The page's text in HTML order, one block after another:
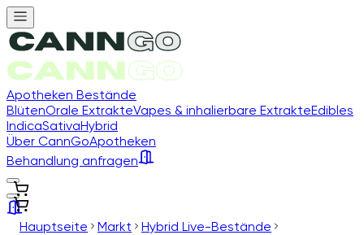
Apotheken Bestände
BlütenOrale ExtrakteVapes & inhalierbare ExtrakteEdibles
IndicaSativaHybrid
Über CannGoApotheken
Behandlung anfragen
Hauptseite Markt
Hybrid Live-Bestände